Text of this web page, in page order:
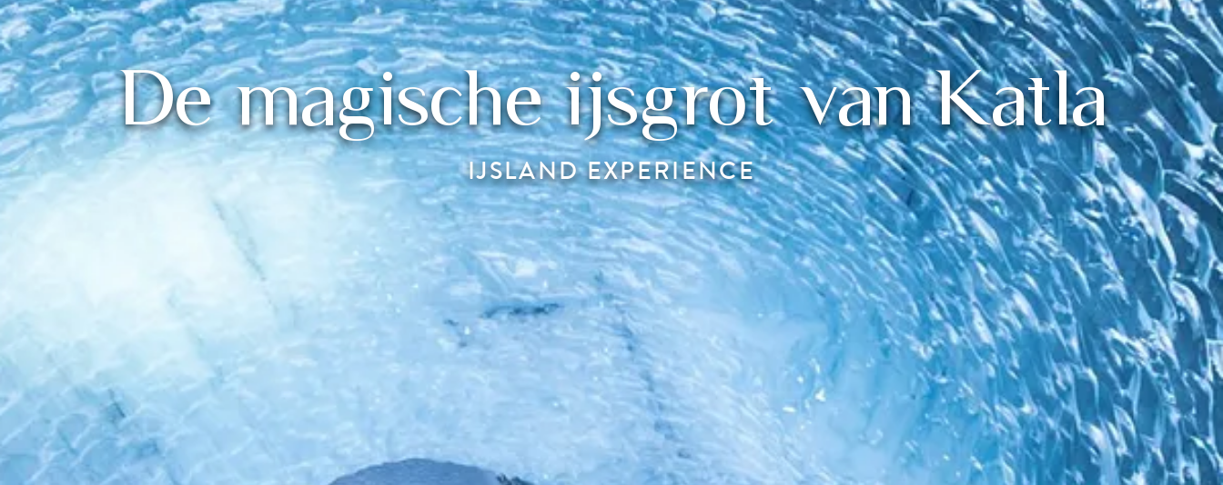
De magische ijsgrot van Katla
IJSLAND EXPERIENCE